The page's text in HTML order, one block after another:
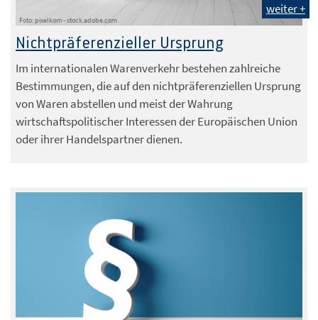
Foto: pixelkorn - stock.adobe.com
weiter +
Nichtpräferenzieller Ursprung
Im internationalen Warenverkehr bestehen zahlreiche
Bestimmungen, die auf den nichtpräferenziellen Ursprung
von Waren abstellen und meist der Wahrung
wirtschaftspolitischer Interessen der Europäischen Union
oder ihrer Handelspartner dienen.